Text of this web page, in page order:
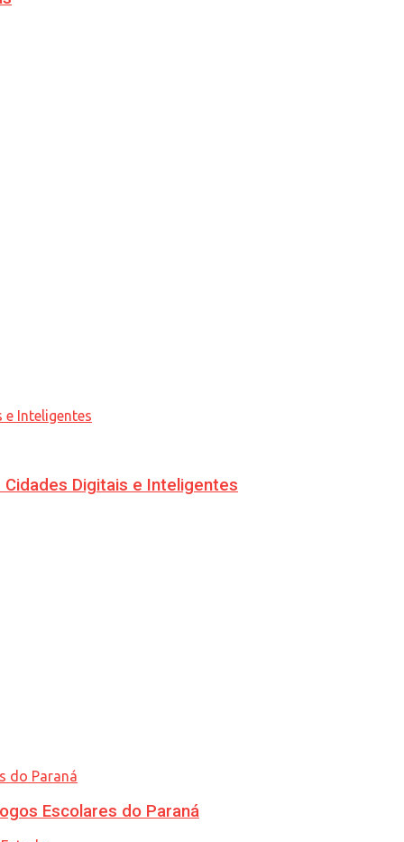
Digitais e Inteligentes
Escolares do Paraná